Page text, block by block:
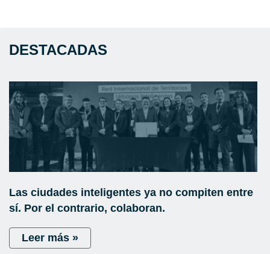
DESTACADAS
Las ciudades inteligentes ya no compiten entre
sí. Por el contrario, colaboran.
Leer más »